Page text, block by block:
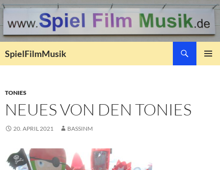
SpielFilmMusik
TONIES
NEUES VON DEN TONIES
20. APRIL 2021 BASSINM